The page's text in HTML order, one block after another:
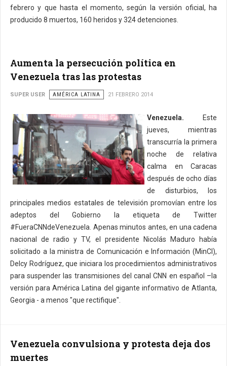
febrero y que hasta el momento, según la versión oficial, ha
producido 8 muertos, 160 heridos y 324 detenciones.
Aumenta la persecución política en
Venezuela tras las protestas
SUPER USER AMÉRICA LATINA 21 FEBRERO 2014
Venezuela. Este
jueves, mientras
transcurría la primera
noche de relativa
calma en Caracas
después de ocho días
de disturbios, los
principales medios estatales de televisión promovían entre los
adeptos del Gobierno la etiqueta de Twitter
#FueraCNNdeVenezuela. Apenas minutos antes, en una cadena
nacional de radio y TV, el presidente Nicolás Maduro había
solicitado a la ministra de Comunicación e Información (MinCI),
Delcy Rodríguez, que iniciara los procedimientos administrativos
para suspender las transmisiones del canal CNN en español –la
versión para América Latina del gigante informativo de Atlanta,
Georgia - a menos "que rectifique".
Venezuela convulsiona y protesta deja dos
muertes